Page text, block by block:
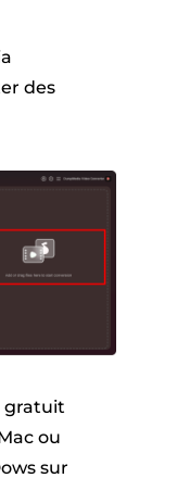
des
gratuit
ou
sur